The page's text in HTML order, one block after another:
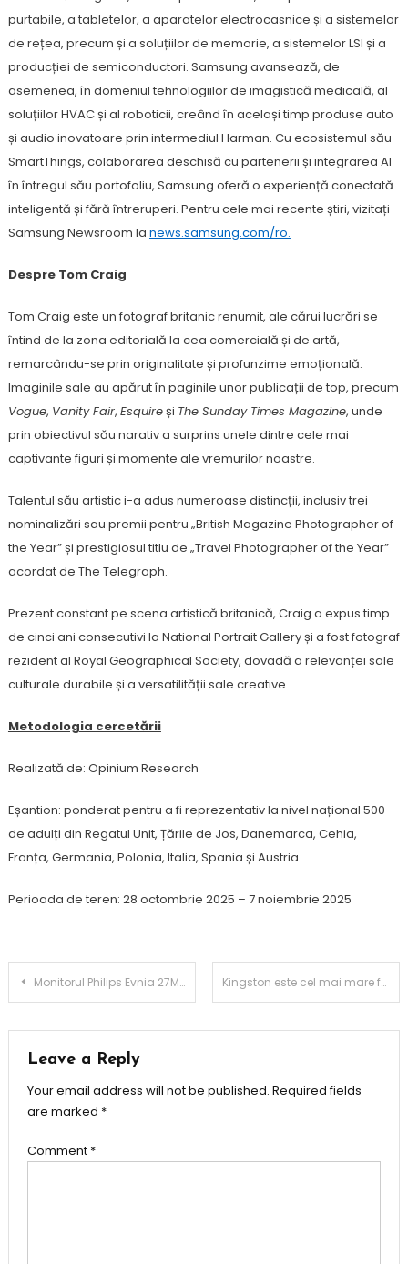
purtabile, a tabletelor, a aparatelor electrocasnice și a sistemelor
de rețea, precum și a soluțiilor de memorie, a sistemelor LSI și a
producției de semiconductori. Samsung avansează, de
asemenea, în domeniul tehnologiilor de imagistică medicală, al
soluțiilor HVAC și al roboticii, creând în același timp produse auto
și audio inovatoare prin intermediul Harman. Cu ecosistemul său
SmartThings, colaborarea deschisă cu partenerii și integrarea AI
în întregul său portofoliu, Samsung oferă o experiență conectată
inteligentă și fără întreruperi. Pentru cele mai recente știri, vizitați
Samsung Newsroom la news.samsung.com/ro.
Despre Tom Craig
Tom Craig este un fotograf britanic renumit, ale cărui lucrări se
întind de la zona editorială la cea comercială și de artă,
remarcându-se prin originalitate și profunzime emoțională.
Imaginile sale au apărut în paginile unor publicații de top, precum
Vogue, Vanity Fair, Esquireși The Sunday Times Magazine, unde
prin obiectivul său narativ a surprins unele dintre cele mai
captivante figuri și momente ale vremurilor noastre.
Talentul său artistic i-a adus numeroase distincții, inclusiv trei
nominalizări sau premii pentru „British Magazine Photographer of
the Year” și prestigiosul titlu de „Travel Photographer of the Year”
acordat de The Telegraph.
Prezent constant pe scena artistică britanică, Craig a expus timp
de cinci ani consecutivi la National Portrait Gallery și a fost fotograf
rezident al Royal Geographical Society, dovadă a relevanței sale
culturale durabile și a versatilității sale creative.
Metodologia cercetării
Realizată de: Opinium Research
Eșantion: ponderat pentru a fi reprezentativ la nivel național 500
de adulți din Regatul Unit, Țările de Jos, Danemarca, Cehia,
Franța, Germania, Polonia, Italia, Spania și Austria
Perioada de teren: 28 octombrie 2025 – 7 noiembrie 2025
Post
Monitorul Philips Evnia 27M2N6501L: Performanță premium QD-OLED la îndemâna oricui Kingston este cel mai mare furnizor de SSD-uri în 2024, conform raportului TrendForce
Leave a Reply
Your email address will not be published. Required fields
are marked *
Comment *